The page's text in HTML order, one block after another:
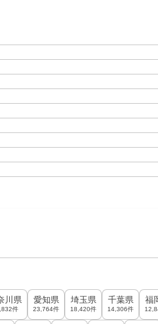
川県
件
愛知県
23,764件
埼玉県
18,420件
千葉県
14,306件
福